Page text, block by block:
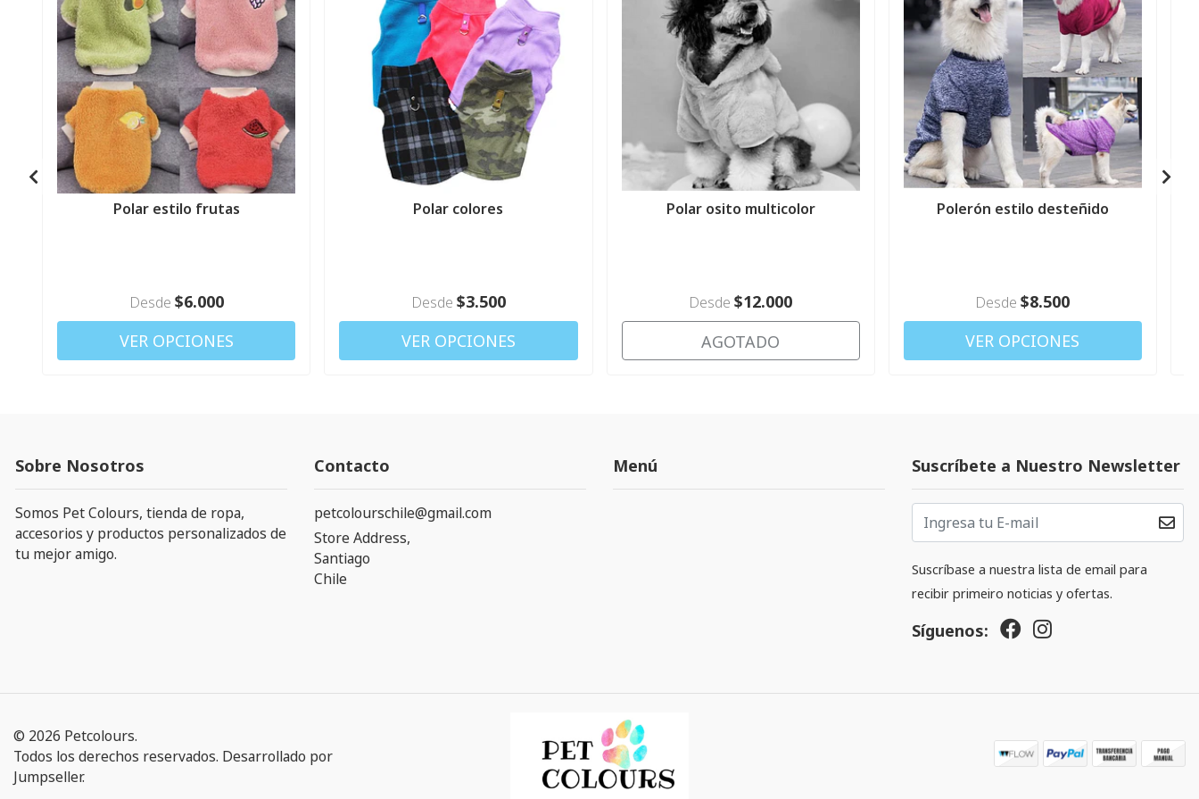
Polar estilo frutas
Desde $6.000
VER OPCIONES
Polar colores
Desde $3.500
VER OPCIONES
Polar osito multicolor
Desde$12.000
AGOTADO
Polerón estilo desteñido
Desde$8.500
VER OPCIONES
Sobre Nosotros
Somos Pet Colours, tienda de ropa,
accesorios y productos personalizados de
tu mejor amigo.
Contacto
petcolourschile@gmail.com
Store Address,
Santiago
Chile
Menú Suscríbete a Nuestro Newsletter
Suscríbase a nuestra lista de email para
recibir primeiro noticias y ofertas.
Síguenos:
© 2026 Petcolours.
Todos los derechos reservados. Desarrollado por
Jumpseller.